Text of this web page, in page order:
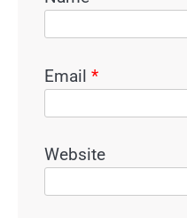
Email *
Website